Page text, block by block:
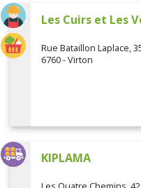
Les Cuirs et Les
Rue Bataillon Laplace,
6760 - Virton
KIPLAMA